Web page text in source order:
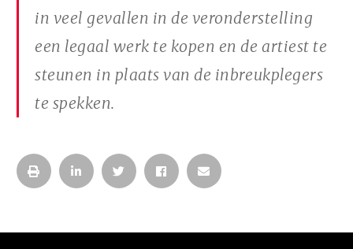
in veel gevallen in de veronderstelling
een legaal werk te kopen en de artiest te
steunen in plaats van de inbreukplegers
te spekken.